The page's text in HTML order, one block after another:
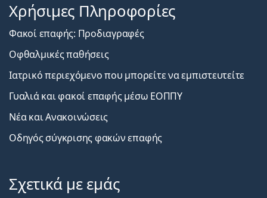
Χρήσιμες Πληροφορίες
Φακοί επαφής: Προδιαγραφές
Οφθαλμικές παθήσεις
Ιατρικό περιεχόμενο που μπορείτε να εμπιστευτείτε
Γυαλιά και φακοί επαφής μέσω ΕΟΠΠΥ
Νέα και Ανακοινώσεις
Οδηγός σύγκρισης φακών επαφής
Σχετικά με εμάς